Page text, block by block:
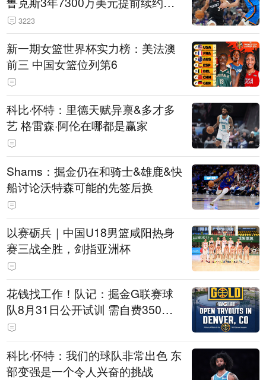
阳 3223
新一期女篮世界杯实力榜：美法澳
前三 中国女篮位列第6
科比·怀特：里德天赋异禀&多才多
艺 格雷森·阿伦在哪都是赢家
Shams：掘金仍在和骑士&雄鹿&快
船讨论沃特森可能的先签后换
以赛砺兵｜中国U18男篮咸阳热身
赛三战全胜，剑指亚洲杯
花钱找工作！队记：掘金G联赛球
队8月31日公开试训 需自费350美
元
科比·怀特：我们的球队非常出色 东
部变强是一个令人兴奋的挑战